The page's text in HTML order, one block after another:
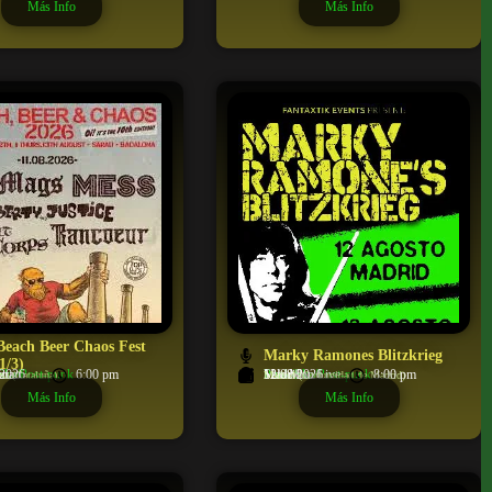
Más Info
Más Info
Beer Chaos Fest
3)
Post-punk
(Cataluña)
6:00 pm
Más Info
Marky Ramones Blitzkrieg
Punk/Ska/Post-punk
Sala Mon Live
Madrid
Madrid (Comunidad de Madrid)
12/08/2026
8:00 pm
Más Info